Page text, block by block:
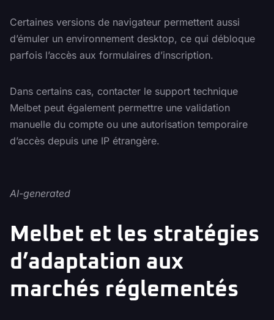
Certaines versions de navigateur permettent aussi
d’émuler un environnement desktop, ce qui débloque
parfois l’accès aux formulaires d’inscription.
Dans certains cas, contacter le support technique
Melbet peut également permettre une validation
manuelle du compte ou une autorisation temporaire
d’accès depuis une IP étrangère.
AI-generated
Melbet et les stratégies
d’adaptation aux
marchés réglementés